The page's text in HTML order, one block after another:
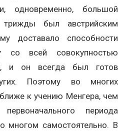
одновременно, большой
был австрийским
доставало способности
со всей совокупностью
и он всегда был готов
Поэтому во многих
к учению Менгера, чем
периода
многом самостоятельно. В